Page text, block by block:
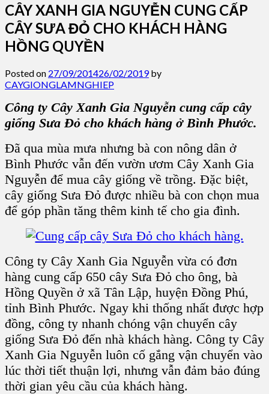
CÂY XANH GIA NGUYỄN CUNG CẤP
CÂY SƯA ĐỎ CHO KHÁCH HÀNG
HỒNG QUYỀN
Posted on 27/09/201426/02/2019by
CAYGIONGLAMNGHIEP
Công ty Cây Xanh Gia Nguyễn cung cấp cây
giống Sưa Đỏ cho khách hàng ở Bình Phước.
Đã qua mùa mưa nhưng bà con nông dân ở
Bình Phước vẫn đến vườn ươm Cây Xanh Gia
Nguyễn để mua cây giống về trồng. Đặc biệt,
cây giống Sưa Đỏ được nhiều bà con chọn mua
để góp phần tăng thêm kinh tế cho gia đình.
Công ty Cây Xanh Gia Nguyễn vừa có đơn
hàng cung cấp 650 cây Sưa Đỏ cho ông, bà
Hồng Quyền ở xã Tân Lập, huyện Đồng Phú,
tỉnh Bình Phước. Ngay khi thống nhất được hợp
đồng, công ty nhanh chóng vận chuyển cây
giống Sưa Đỏ đến nhà khách hàng. Công ty Cây
Xanh Gia Nguyễn luôn cố gắng vận chuyển vào
lúc thời tiết thuận lợi, nhưng vẫn đảm bảo đúng
thời gian yêu cầu của khách hàng.